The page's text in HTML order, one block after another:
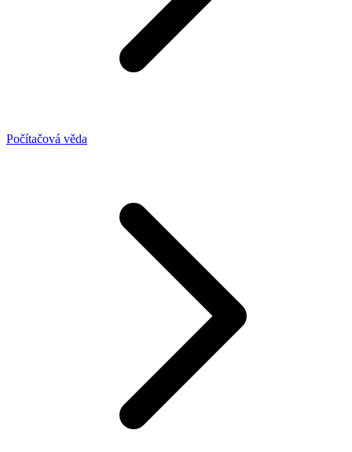
Počítačová věda